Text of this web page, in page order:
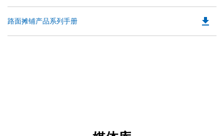
a
a
路面摊铺产品系列手册 file_download